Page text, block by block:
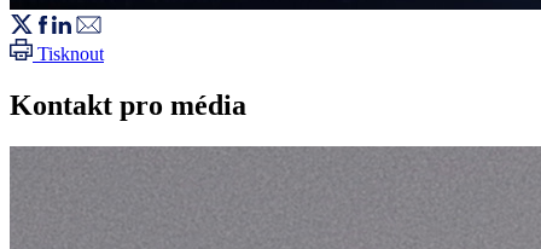
Tisknout
Kontakt pro média